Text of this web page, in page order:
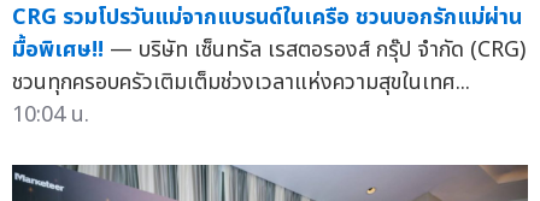
CRG รวมโปรวันแม่จากแบรนด์ในเครือ ชวนบอกรักแม่ผ่าน
มื้อพิเศษ!! — บริษัท เซ็นทรัล เรสตอรองส์ กรุ๊ป จำกัด (CRG)
ชวนทุกครอบครัวเติมเต็มช่วงเวลาแห่งความสุขในเทศ...
10:04 น.